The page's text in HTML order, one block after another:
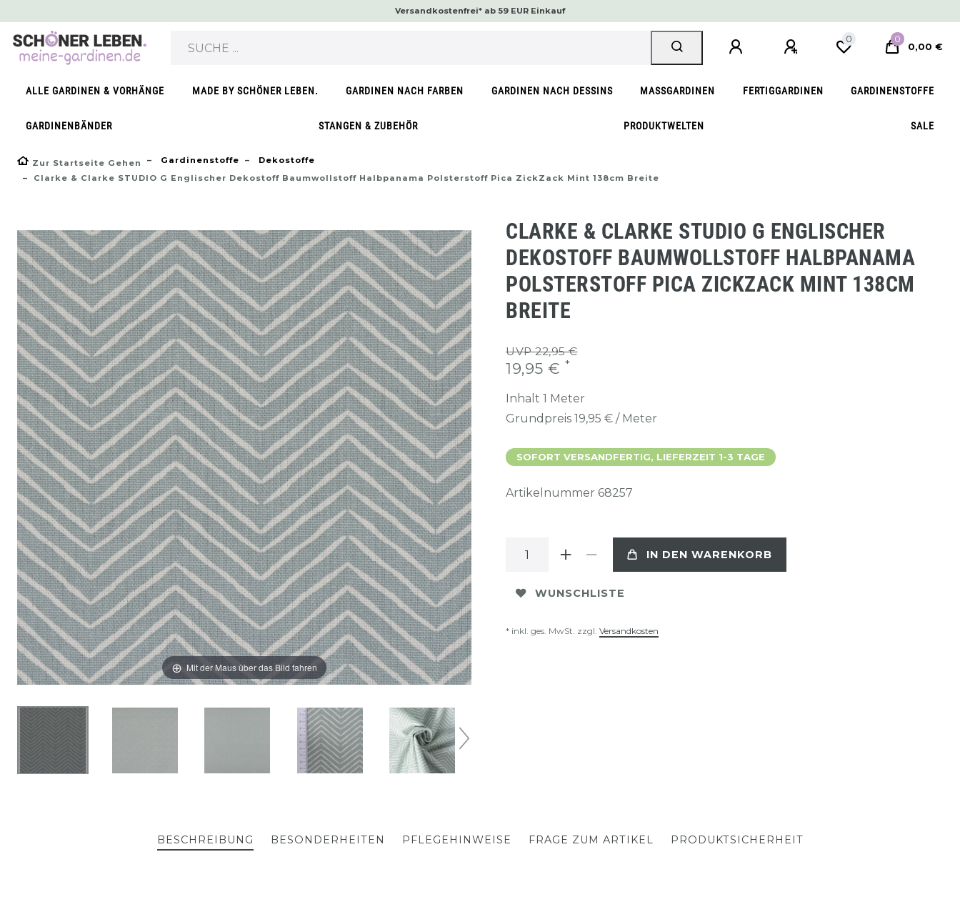
Versandkostenfrei* ab 59 EUR Einkauf
0 0
0,00 €
ALLE GARDINEN & VORHÄNGE MADE BY SCHÖNER LEBEN. GARDINEN NACH FARBEN GARDINEN NACH DESSINS MASSGARDINEN FERTIGGARDINEN GARDINENSTOFFE
GARDINENBÄNDER STANGEN & ZUBEHÖR PRODUKTWELTEN SALE
Zur Startseite Gehen Gardinenstoffe
Dekostoffe
Clarke & Clarke STUDIO G Englischer Dekostoff Baumwollstoff Halbpanama Polsterstoff Pica ZickZack Mint 138cm Breite
Mit der Maus über das Bild fahren
CLARKE & CLARKE STUDIO G ENGLISCHER
DEKOSTOFF BAUMWOLLSTOFF HALBPANAMA
POLSTERSTOFF PICA ZICKZACK MINT 138CM
BREITE
UVP 22,95 €
19,95 € *
Inhalt 1 Meter
Grundpreis 19,95 € / Meter
SOFORT VERSANDFERTIG, LIEFERZEIT 1-3 TAGE
Artikelnummer 68257
IN DEN WARENKORB
WUNSCHLISTE
* inkl. ges. MwSt. zzgl. Versandkosten
BESCHREIBUNG BESONDERHEITEN PFLEGEHINWEISE FRAGE ZUM ARTIKEL PRODUKTSICHERHEIT